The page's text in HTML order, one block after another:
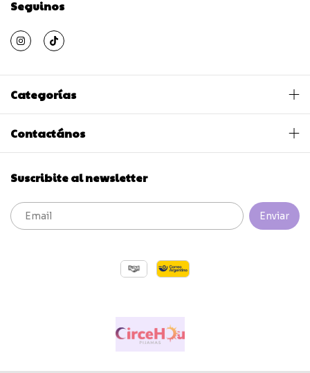
Seguinos
Categorías
Contactános
Suscribite al newsletter